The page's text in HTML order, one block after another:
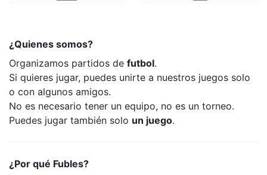
¿Quienes somos?
Organizamos partidos de futbol.
Si quieres jugar, puedes unirte a nuestros juegos solo
o con algunos amigos.
No es necesario tener un equipo, no es un torneo.
Puedes jugar también solo un juego.
¿Por qué Fubles?